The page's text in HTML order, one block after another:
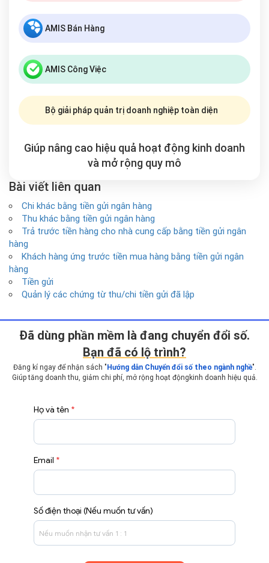
AMIS Bán Hàng
AMIS Công Việc
Bộ giải pháp quản trị doanh nghiệp toàn diện
Giúp nâng cao hiệu quả hoạt động kinh doanh
và mở rộng quy mô
Bài viết liên quan
Chi khác bằng tiền gửi ngân hàng
Thu khác bằng tiền gửi ngân hàng
Trả trước tiền hàng cho nhà cung cấp bằng tiền gửi ngân
hàng
Khách hàng ứng trước tiền mua hàng bằng tiền gửi ngân
hàng
Tiền gửi
Quản lý các chứng từ thu/chi tiền gửi đã lập
Ðã dùng phần mềm là đang chuyển đổi số.
Bạn đã có lộ trình?
Đăng kí ngay để nhận sách " Hướng dẫn Chuyển đổi số theo ngành nghề".
Giúp tăng doanh thu, giảm chi phí, mở rộng hoạt động kinh doanh hiệu quả.
Họ và tên *
Email *
Số điện thoại (Nếu muốn tư vấn)